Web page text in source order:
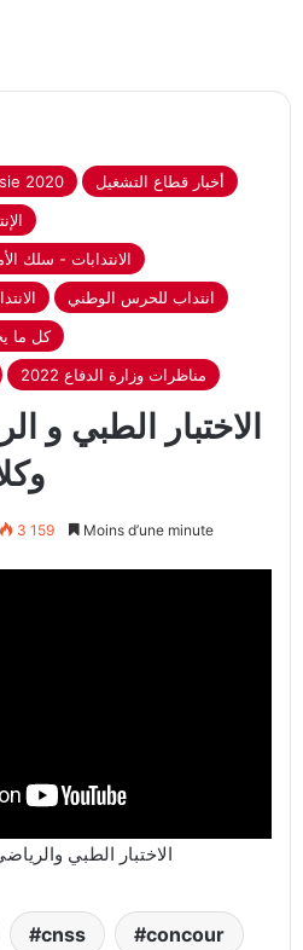
2020
أخبار قطاع التشغيل
الانتدابات - سلك
انتداب للحرس الوطني
كل ما
مناظرات وزارة الدفاع 2022
الاختبار الطبي و
3 159 Moins d’une minute
الاختبار الطبي
cnss concour